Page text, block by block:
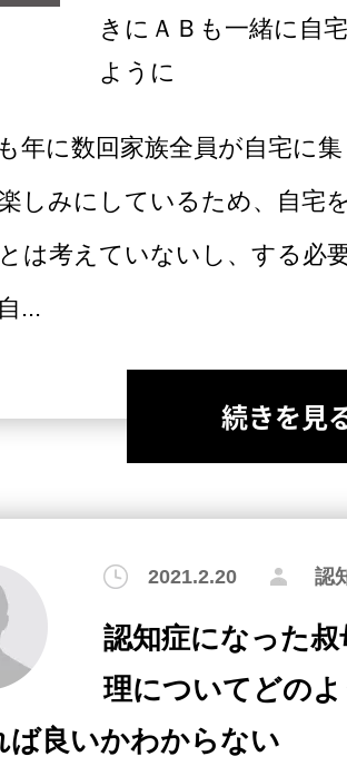
きにＡＢも一緒に自
ように
年に数回家族全員が自宅に
しみにしているため、自宅
は考えていないし、する必
...
続きを見
2021.2.20 認
認知症になった
理についてどの
ば良いかわからない